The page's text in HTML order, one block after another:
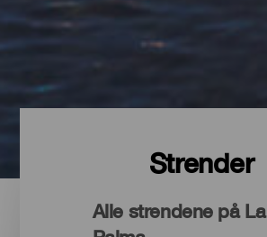
Strender
Alle strendene på La